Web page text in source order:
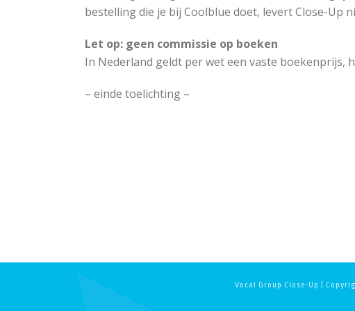
bestelling die je bij Coolblue doet, levert Close-Up
Let op: geen commissie op boeken
In Nederland geldt per wet een vaste boekenprijs,
– einde toelichting –
Vocal Group Close-Up |